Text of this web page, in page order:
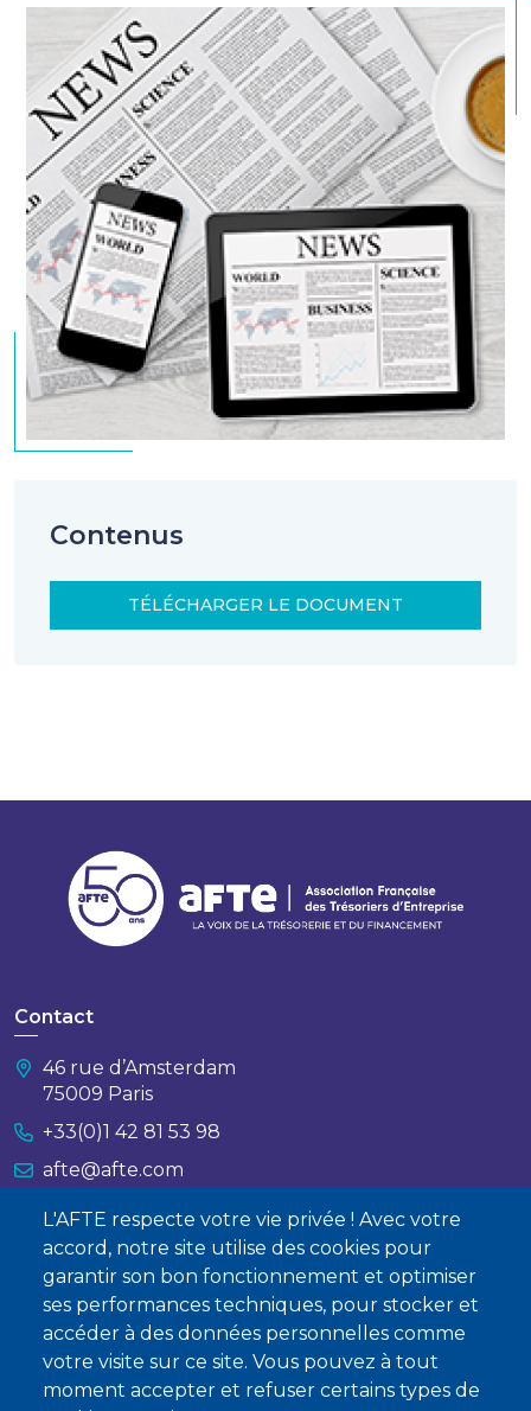
L'AFTE respecte votre vie privée ! Avec votre
accord, notre site utilise des cookies pour
garantir son bon fonctionnement et optimiser
ses performances techniques, pour stocker et
accéder à des données personnelles comme
votre visite sur ce site. Vous pouvez à tout
moment accepter et refuser certains types de
Contenus
TÉLÉCHARGER LE DOCUMENT
Contact
46 rue d’Amsterdam
75009 Paris
+33(0)1 42 81 53 98
afte@afte.com
Nous contacter
À propos
Qui sommes-nous ?
Devenir membre